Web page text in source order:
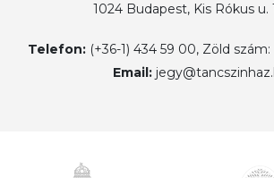
1024 Budapest, Kis Rókus u.
Telefon: (+36-1) 434 59 00, Zöld
Email: